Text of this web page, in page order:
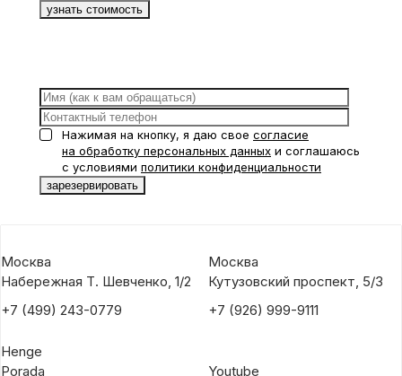
Нажимая на кнопку, я даю свое согласие
на обработку персональных данных и соглашаюсь
с условиями политики конфиденциальности
Москва
Набережная Т. Шевченко, 1/2
+7 (499) 243-0779
Москва
Кутузовский проспект, 5/3
+7 (926) 999-9111
Henge
Porada
Youtube